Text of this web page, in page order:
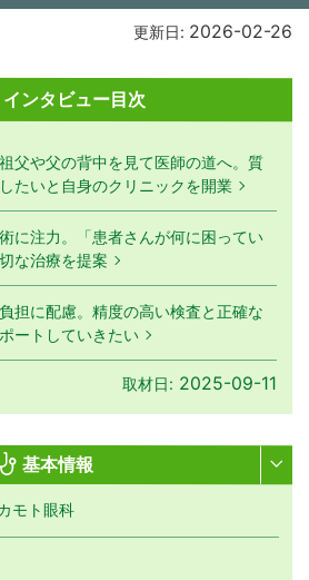
更新日: 2026-02-26
インタビュー目次
父や父の背中を見て医師の道へ。質
たいと自身のクリニックを開業
に注力。「患者さんが何に困ってい
な治療を提案
担に配慮。精度の高い検査と正確な
ートしていきたい
取材日: 2025-09-11
基本情報
モト眼科